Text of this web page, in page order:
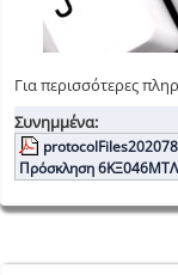
Για περισσότερες
Συνημμένα:
Πρόσκληση